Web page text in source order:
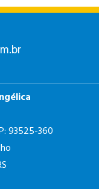
93525-360